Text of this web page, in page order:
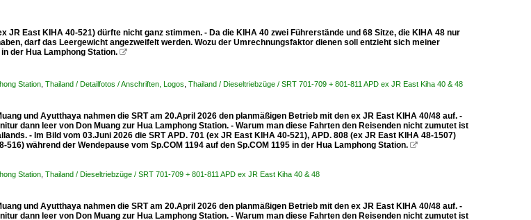
JR East KIHA 40-521) dürfte nicht ganz stimmen. - Da die KIHA 40 zwei Führerstände und 68 Sitze, die KIHA 48 nur
darf das Leergewicht angezweifelt werden. Wozu der Umrechnungsfaktor dienen soll entzieht sich meiner
der Hua Lamphong Station. 
Station Thailand / Detailfotos / Anschriften, Logos Thailand / Dieseltriebzüge / SRT 701-709 + 801-811 APD ex JR East Kiha 40 & 48
und Ayutthaya nahmen die SRT am 20.April 2026 den planmäßigen Betrieb mit den ex JR East KIHA 40/48 auf. -
dann leer von Don Muang zur Hua Lamphong Station. - Warum man diese Fahrten den Reisenden nicht zumutet ist
- Im Bild vom 03.Juni 2026 die SRT APD. 701 (ex JR East KIHA 40-521), APD. 808 (ex JR East KIHA 48-1507)
516) während der Wendepause vom Sp.COM 1194 auf den Sp.COM 1195 in der Hua Lamphong Station. 
Station Thailand / Dieseltriebzüge / SRT 701-709 + 801-811 APD ex JR East Kiha 40 & 48
und Ayutthaya nahmen die SRT am 20.April 2026 den planmäßigen Betrieb mit den ex JR East KIHA 40/48 auf. -
dann leer von Don Muang zur Hua Lamphong Station. - Warum man diese Fahrten den Reisenden nicht zumutet ist